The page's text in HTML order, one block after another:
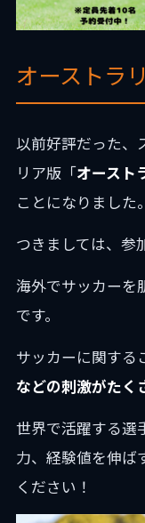
オーストラ
以前好評だった、
リア版「オースト
ことになりました。
つきましては、参
海外でサッカーを
です。
サッカーに関する
などの刺激がたく
世界で活躍する選
力、経験値を伸ば
ください！